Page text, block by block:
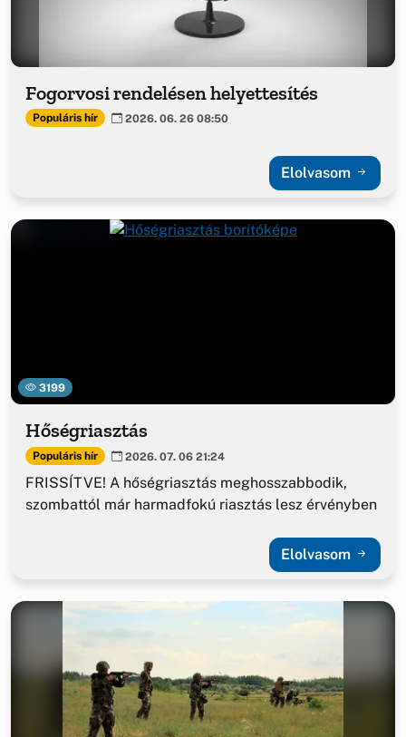
Fogorvosi rendelésen helyettesítés
Populáris hír 2026. 06. 26 08:50
Elolvasom
3199
Hőségriasztás
Populáris hír 2026. 07. 06 21:24
FRISSÍTVE! A hőségriasztás meghosszabbodik,
szombattól már harmadfokú riasztás lesz érvényben
Elolvasom